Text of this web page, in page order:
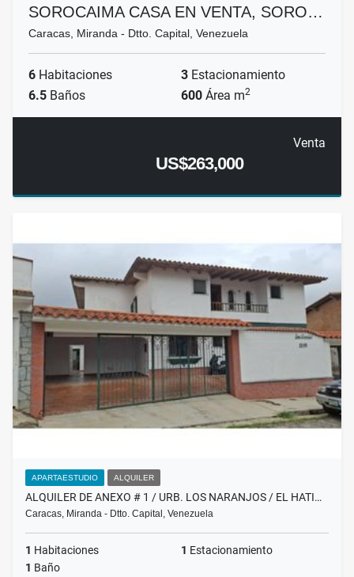
SOROCAIMA CASA EN VENTA, SORO…
Caracas, Miranda - Dtto. Capital, Venezuela
6 Habitaciones 3 Estacionamiento
6.5 Baños 600 Área m2
Venta
US$263,000
APARTAESTUDIO ALQUILER
ALQUILER DE ANEXO # 1 / URB. LOS NARANJOS / EL HATI…
Caracas, Miranda - Dtto. Capital, Venezuela
1 Habitaciones 1 Estacionamiento
1 Baño